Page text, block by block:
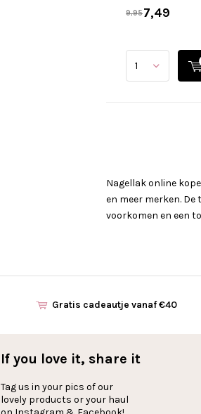
9,957,49
Nagellak online
en meer merken.
voorkomen en een
Gratis cadeautje vanaf €40
If you love it, share it
Tag us in your pics of our
lovely products or your haul